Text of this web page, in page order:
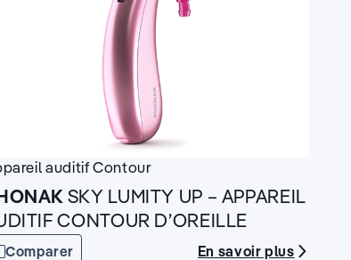
auditifContour
SKY LUMITY UP – APPAREIL
CONTOUR D’OREILLE
Comparer En savoir plus